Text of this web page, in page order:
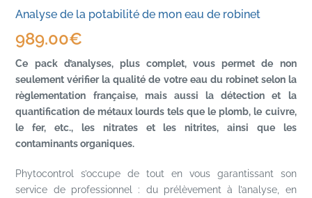
Analyse de la potabilité de mon eau de robinet
989.00€
Ce pack d’analyses, plus complet, vous permet de non
seulement vérifier la qualité de votre eau du robinet selon la
règlementation française, mais aussi la détection et la
quantification de métaux lourds tels que le plomb, le cuivre,
le fer, etc., les nitrates et les nitrites, ainsi que les
contaminants organiques.
Phytocontrol s’occupe de tout en vous garantissant son
service de professionnel : du prélèvement à l’analyse, en